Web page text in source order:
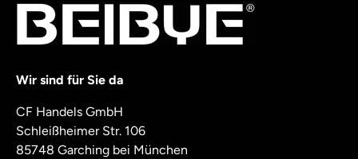
Wir sind für Sie da
CF Handels GmbH
Schleißheimer Str. 106
85748 Garching bei München